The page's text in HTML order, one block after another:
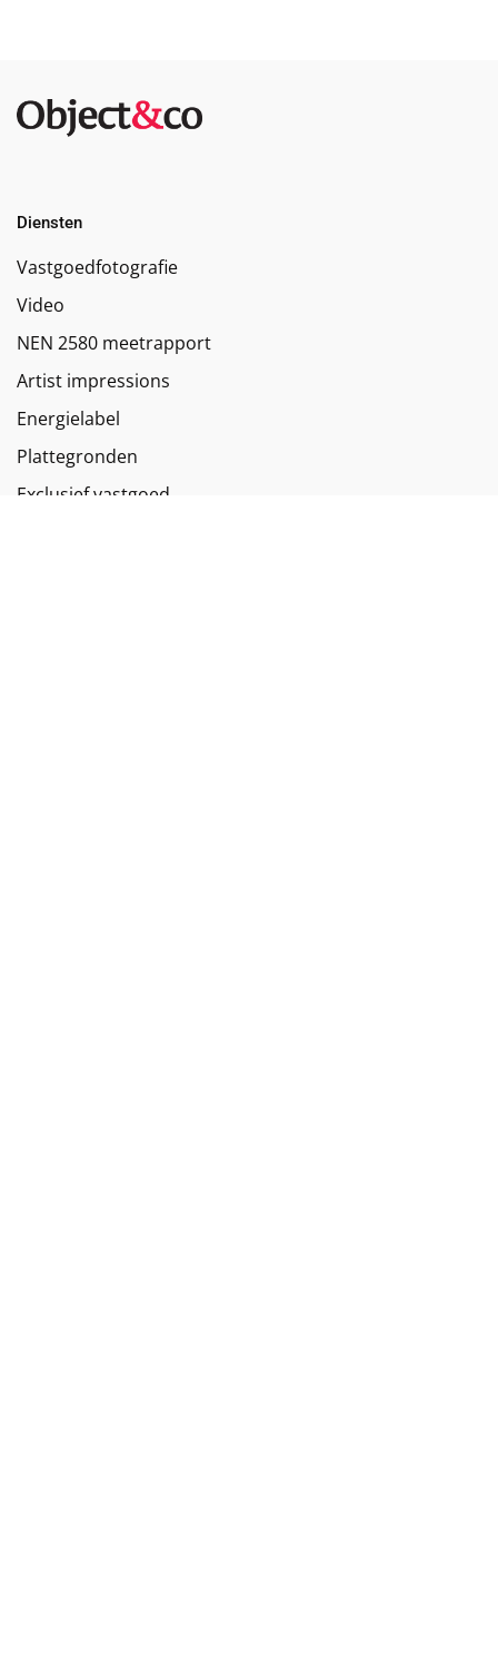
Diensten
Vastgoedfotografie
Video
NEN 2580 meetrapport
Artist impressions
Energielabel
Plattegronden
Exclusief vastgoed